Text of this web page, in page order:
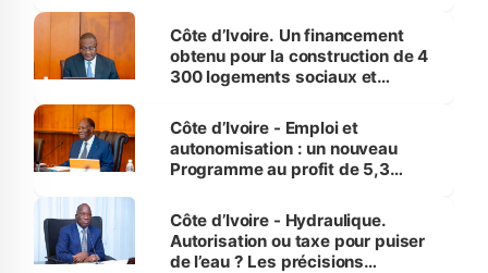
Côte d’Ivoire. Un financement
obtenu pour la construction de 4
300 logements sociaux et
et Yamoussoukro
Côte d’Ivoire - Emploi et
autonomisation : un nouveau
Programme au profit de 5,3
Côte d’Ivoire - Hydraulique.
Autorisation ou taxe pour puiser
de l’eau ? Les précisions